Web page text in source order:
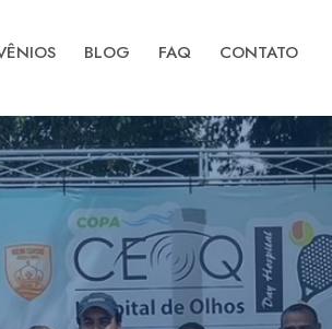
BLOG FAQ CONTATO